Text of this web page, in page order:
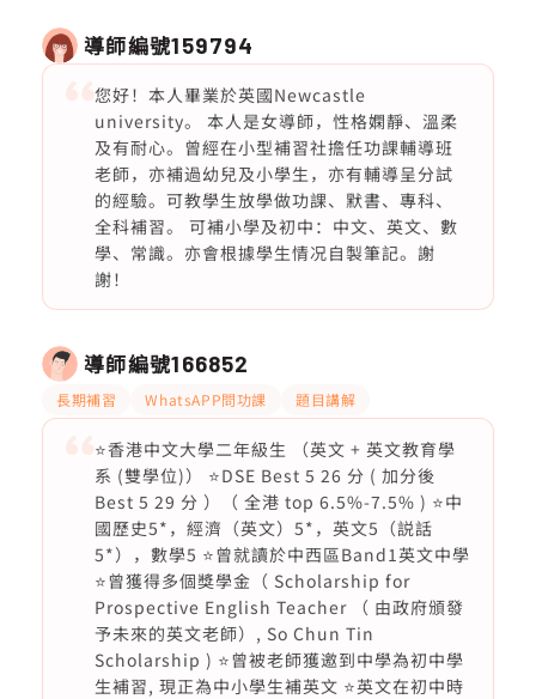
導師編號159794
您好！本人畢業於英國Newcastle
university。 本人是女導師，性格嫻靜、溫柔
及有耐心。曾經在小型補習社擔任功課輔導班
老師，亦補過幼兒及小學生，亦有輔導呈分試
的經驗。可教學生放學做功課、默書、專科、
全科補習。 可補小學及初中：中文、英文、數
學、常識。亦會根據學生情况自製筆記。謝
謝！
導師編號166852
長期補習 WhatsAPP問功課 題目講解
⭐️香港中文大學二年級生 （英文 + 英文教育學
系 (雙學位)） ⭐️DSE Best 5 26 分 ( 加分後
Best 5 29 分 ）（ 全港 top 6.5%-7.5% ) ⭐️中
國歷史5*，經濟（英文）5*，英文5（説話
5*），數學5 ⭐️曾就讀於中西區Band1英文中學
⭐️曾獲得多個獎學金（ Scholarship for
Prospective English Teacher （ 由政府頒發
予未來的英文老師）, So Chun Tin
Scholarship ) ⭐️曾被老師獲邀到中學為初中學
生補習, 現正為中小學生補英文 ⭐️英文在初中時